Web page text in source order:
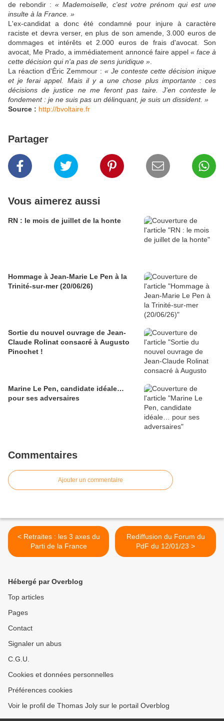
de rebondir :« Mademoiselle, c'est votre prénom qui est une
insulte à la France. »
L'ex-candidat a donc été condamné pour injure à caractère
raciste et devra verser, en plus de son amende, 3.000 euros de
dommages et intérêts et 2.000 euros de frais d'avocat. Son
avocat, Me Prado, a immédiatement annoncé faire appel « face à
cette décision qui n'a pas de sens juridique »
La réaction d'Éric Zemmour : « Je conteste cette décision inique
et je ferai appel. Mais il y a une chose plus importante : ces
décisions de justice ne me feront pas taire. J’en conteste le
fondement : je ne suis pas un délinquant, je suis un dissident. »
Source : http://bvoltaire.fr
Partager
Vous aimerez aussi
RN : le mois de juillet de la honte
Hommage à Jean-Marie Le Pen à la
Trinité-sur-mer (20/06/26)
Sortie du nouvel ouvrage de Jean-
Claude Rolinat consacré à Augusto
Pinochet !
Marine Le Pen, candidate idéale…
pour ses adversaires
Commentaires
Ajouter un commentaire
< Retraites : les 3 axes du
Parti de la France
Rediffusion du Forum du
PdF du 12/01/23 >
Hébergé par Overblog
Top articles
Pages
Contact
Signaler un abus
C.G.U.
Cookies et données personnelles
Préférences cookies
Voir le profil de Thomas Joly sur le portail Overblog